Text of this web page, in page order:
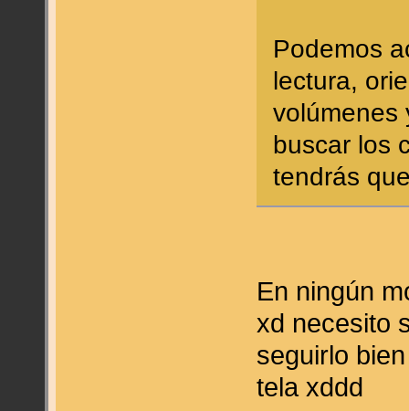
Podemos
lectura,
volúmenes
buscar los
tendrás
En ningún
xd necesito
seguirlo
tela xddd